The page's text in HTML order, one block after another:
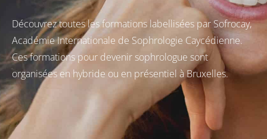
Découvrez toutes les formations labellisées par Sofrocay,
Académie Internationale de Sophrologie Caycédienne.
Ces formations pour devenir sophrologue sont
organisées en hybride ou en présentiel à Bruxelles.